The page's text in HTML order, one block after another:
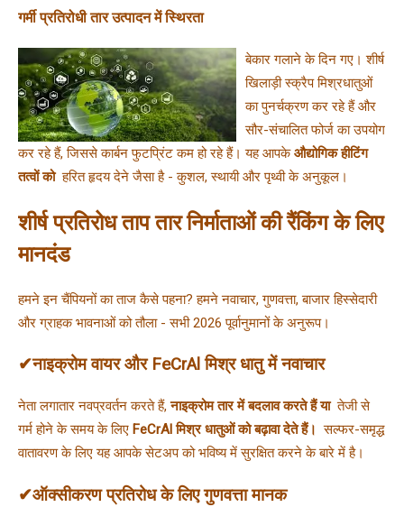
गर्मी प्रतिरोधी तार उत्पादन में स्थिरता
बेकार गलाने के दिन गए। शीर्ष
खिलाड़ी स्क्रैप मिश्रधातुओं
का पुनर्चक्रण कर रहे हैं और
सौर-संचालित फोर्ज का उपयोग
कर रहे हैं, जिससे कार्बन फुटप्रिंट कम हो रहे हैं। यह आपके औद्योगिक हीटिंग
तत्वों को हरित हृदय देने जैसा है - कुशल, स्थायी और पृथ्वी के अनुकूल।
शीर्ष प्रतिरोध ताप तार निर्माताओं की रैंकिंग के लिए
मानदंड
हमने इन चैंपियनों का ताज कैसे पहना? हमने नवाचार, गुणवत्ता, बाजार हिस्सेदारी
और ग्राहक भावनाओं को तौला - सभी 2026 पूर्वानुमानों के अनुरूप।
✔नाइक्रोम वायर और FeCrAl मिश्र धातु में नवाचार
नेता लगातार नवप्रवर्तन करते हैं, नाइक्रोम तार में बदलाव करते हैं या तेजी से
गर्म होने के समय के लिए FeCrAl मिश्र धातुओं को बढ़ावा देते हैं। सल्फर-समृद्ध
वातावरण के लिए यह आपके सेटअप को भविष्य में सुरक्षित करने के बारे में है।
✔ऑक्सीकरण प्रतिरोध के लिए गुणवत्ता मानक